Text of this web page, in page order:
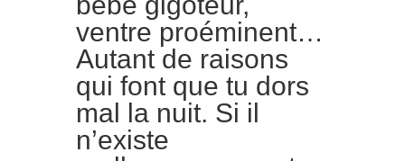
ventre proéminent…
Autant de raisons
qui font que tu dors
mal la nuit. Si il
n’existe